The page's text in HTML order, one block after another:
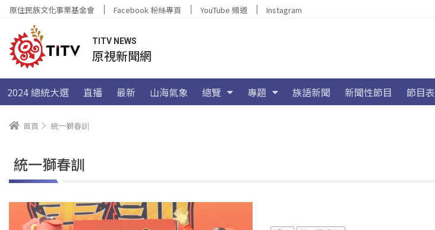
原住民族文化事業基金會 Facebook 粉絲專頁 YouTube 頻道 Instagram
TITV NEWS
原視新聞網
2024 總統大選 直播 最新 山海氣象 總覽 專題 族語新聞 新聞性節目 節目表
首頁 統一獅春訓
統一獅春訓